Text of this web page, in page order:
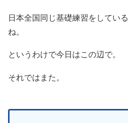
日本全国同じ基礎練習をしてい
ね。
というわけで今日はこの辺で。
それではまた。